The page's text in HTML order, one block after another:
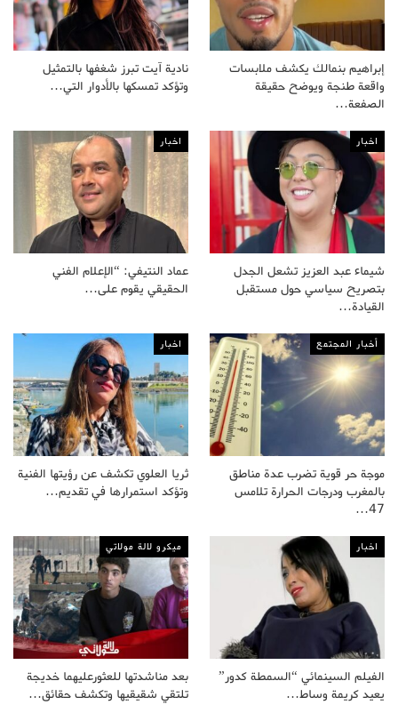
إبراهيم بنمالك يكشف ملابسات
واقعة طنجة ويوضح حقيقة
الصفعة…
نادية آيت تبرز شغفها بالتمثيل
وتؤكد تمسكها بالأدوار التي…
اخبار
شيماء عبد العزيز تشعل الجدل
بتصريح سياسي حول مستقبل
القيادة…
اخبار
عماد النتيفي: “الإعلام الفني
الحقيقي يقوم على…
أخبار المجتمع
موجة حر قوية تضرب عدة مناطق
بالمغرب ودرجات الحرارة تلامس
47…
اخبار
ثريا العلوي تكشف عن رؤيتها الفنية
وتؤكد استمرارها في تقديم…
اخبار
الفيلم السينمائي “السمطة كدور”
يعيد كريمة وساط…
ميكرو لالة مولاتي
بعد مناشدتها للعثورعليهما خديجة
تلتقي شقيقيها وتكشف حقائق…